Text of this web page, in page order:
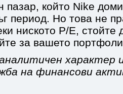
пазар, който Nike
период. Но това не
ниското P/E, стойте
за вашето
характер
на финансови